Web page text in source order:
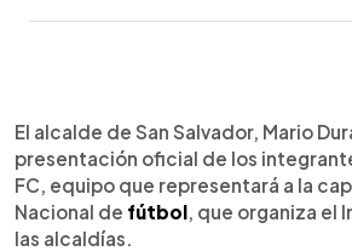
► Escuchar artículo
El alcalde de San Salvador, Mario
presentación oficial de los
FC, equipo que representará a la
Nacional de fútbol, que organiza el
las alcaldías.